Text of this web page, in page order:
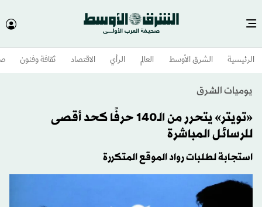
الرئيسية الشرق الأوسط​ العالم الرأي الاقتصاد ثقافة وفنون
يوميات الشرق
«تويتر» يتحرر من الـ140 حرفًا كحد أقصى
للرسائل المباشرة
استجابة لطلبات رواد الموقع المتكررة